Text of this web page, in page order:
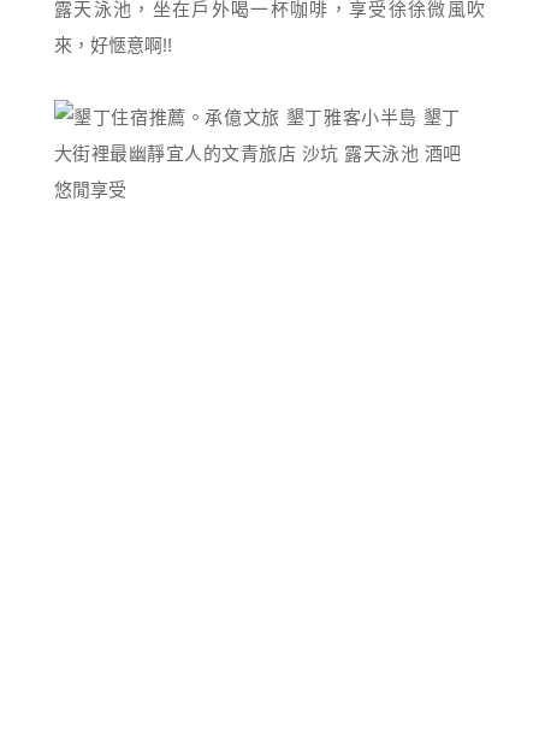
露天泳池，坐在戶外喝一杯咖啡，享受徐徐微風吹
來，好愜意啊!!